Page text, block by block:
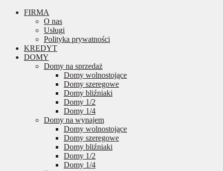
FIRMA
O nas
Usługi
Polityka prywatności
KREDYT
DOMY
Domy na sprzedaż
Domy wolnostojące
Domy szeregowe
Domy bliźniaki
Domy 1/2
Domy 1/4
Domy na wynajem
Domy wolnostojące
Domy szeregowe
Domy bliźniaki
Domy 1/2
Domy 1/4